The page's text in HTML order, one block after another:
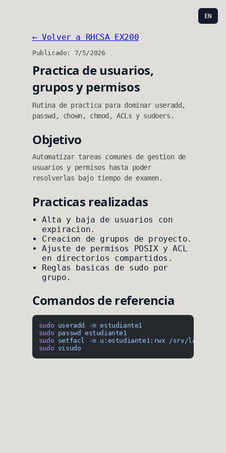
EN
← Volver a RHCSA EX200
Publicado: 7/5/2026
Practica de usuarios,
grupos y permisos
Rutina de practica para dominar useradd,
passwd, chown, chmod, ACLs y sudoers.
Objetivo
Automatizar tareas comunes de gestion de
usuarios y permisos hasta poder
resolverlas bajo tiempo de examen.
Practicas realizadas
Alta y baja de usuarios con
expiracion.
Creacion de grupos de proyecto.
Ajuste de permisos POSIX y ACL
en directorios compartidos.
Reglas basicas de sudo por
grupo.
Comandos de referencia
sudo useradd -m estudiante1
sudo passwd estudiante1
sudo setfacl -m u:estudiante1:rwx /srv/lab
sudo visudo